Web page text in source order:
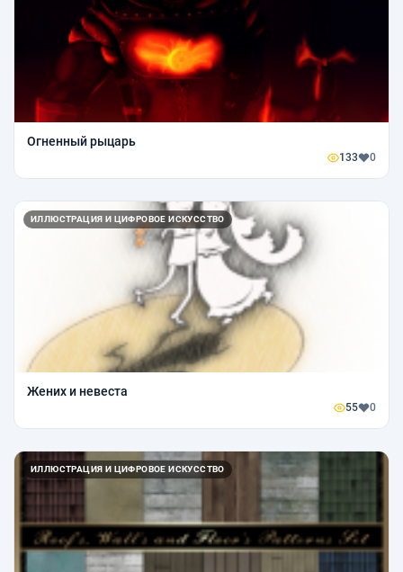
Огненный рыцарь
133 0
ИЛЛЮСТРАЦИЯ И ЦИФРОВОЕ ИСКУССТВО
Жених и невеста
55 0
ИЛЛЮСТРАЦИЯ И ЦИФРОВОЕ ИСКУССТВО